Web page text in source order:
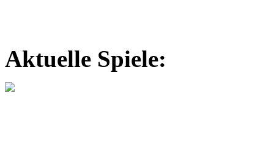
Aktuelle Spiele: